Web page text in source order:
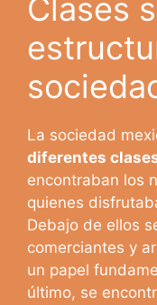
Clases
La sociedad
diferentes
encontraban los
quienes
Debajo de ellos
comerciantes y
un papel
último, se